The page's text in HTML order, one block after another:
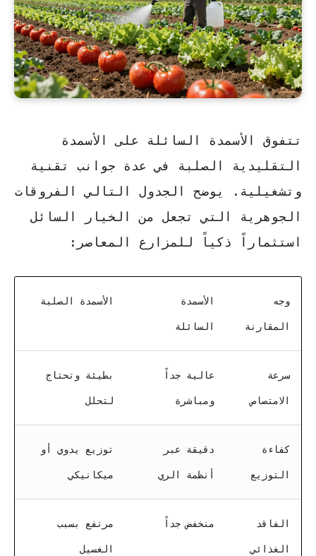
تتفوق الأسمدة السائلة على الأسمدة
التقليدية الصلبة في عدة جوانب تقنية
وتشغيلية. يوضح الجدول التالي الفروقات
الجوهرية التي تجعل من الخيار السائل
استثماراً ذكياً للمزارع المعاصر:
وجه
المقارنة
الأسمدة
السائلة
الأسمدة الصلبة
سرعة
الامتصاص
عالية جداً
ومباشرة
بطيئة وتحتاج
لتحلل
كفاءة
التوزيع
دقيقة عبر
أنظمة الري
توزيع يدوي أو
ميكانيكي
الفاقد
الغذائي
منخفض جداً مرتفع بسبب
الغسيل